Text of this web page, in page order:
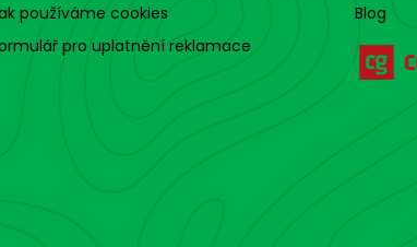
používáme cookies
pro uplatnění reklamace
Blog